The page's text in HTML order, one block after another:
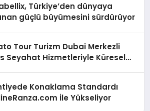
Türkiye’den dünyaya
güçlü büyümesini sürdürüyor
Tour Turizm Dubai Merkezli
Seyahat Hizmetleriyle Küresel
Konaklama Standardı
İle Yükseliyor